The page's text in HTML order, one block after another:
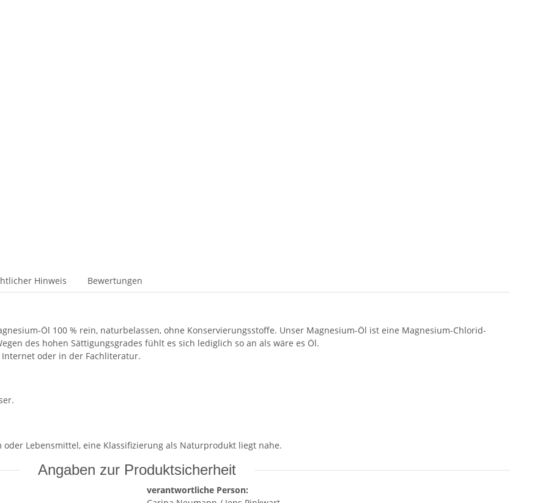
Hinweis Bewertungen
Öl 100 % rein, naturbelassen, ohne Konservierungsstoffe. Unser Magnesium-Öl ist eine Magnesium-Chlorid-
des hohen Sättigungsgrades fühlt es sich lediglich so an als wäre es Öl.
oder in der Fachliteratur.
Lebensmittel, eine Klassifizierung als Naturprodukt liegt nahe.
Angaben zur Produktsicherheit
verantwortliche Person: